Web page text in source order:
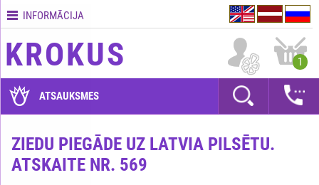
Kontakti
Piegādes
GARANTIJAS
apmaksāt?
Kā
INFORMĀCIJA
KROKUS 1
ATSAUKSMES
ZIEDU PIEGĀDE UZ LATVIA PILSĒTU.
ATSKAITE NR. 569